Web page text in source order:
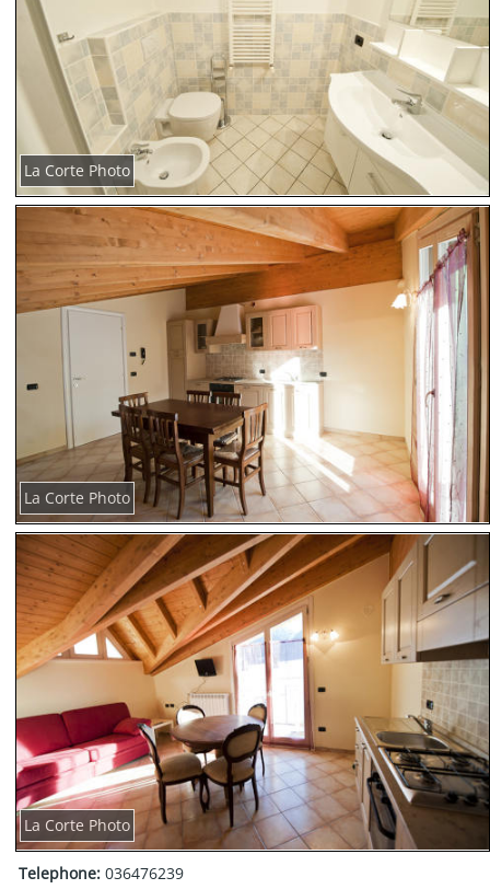
La Corte Photo
La Corte Photo
La Corte Photo
Telephone: 036476239